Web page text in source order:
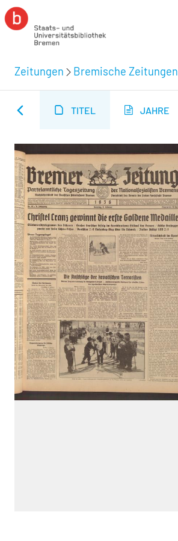
Zeitungen Bremische Zeitungen
TITEL JAHRE